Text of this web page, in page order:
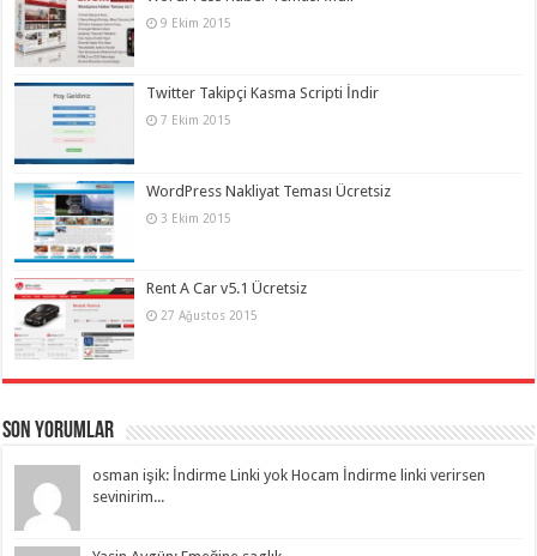
9 Ekim 2015
Twitter Takipçi Kasma Scripti İndir
7 Ekim 2015
WordPress Nakliyat Teması Ücretsiz
3 Ekim 2015
Rent A Car v5.1 Ücretsiz
27 Ağustos 2015
Son Yorumlar
osman işik: İndirme Linki yok Hocam İndirme linki verirsen
sevinirim...